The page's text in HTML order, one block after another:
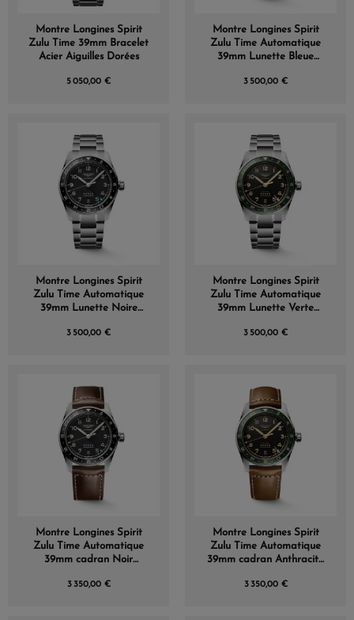
Montre Longines Spirit
Zulu Time 39mm Bracelet
Acier Aiguilles Dorées
5 050,00 €
Montre Longines Spirit
Zulu Time Automatique
39mm Lunette Bleue
3 500,00 €
Montre Longines Spirit
Zulu Time Automatique
39mm Lunette Noire
3 500,00 €
Montre Longines Spirit
Zulu Time Automatique
39mm Lunette Verte
3 500,00 €
Montre Longines Spirit
Zulu Time Automatique
39mm cadran Noir
3 350,00 €
Montre Longines Spirit
Zulu Time Automatique
39mm cadran Anthracite
3 350,00 €